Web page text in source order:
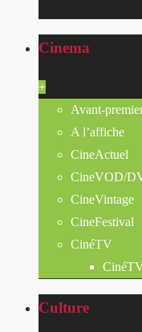
Cinema
+
Avant-
A l’affiche
CineActuel
CineVOD/
CineVintage
CineFestival
CinéTV
Culture